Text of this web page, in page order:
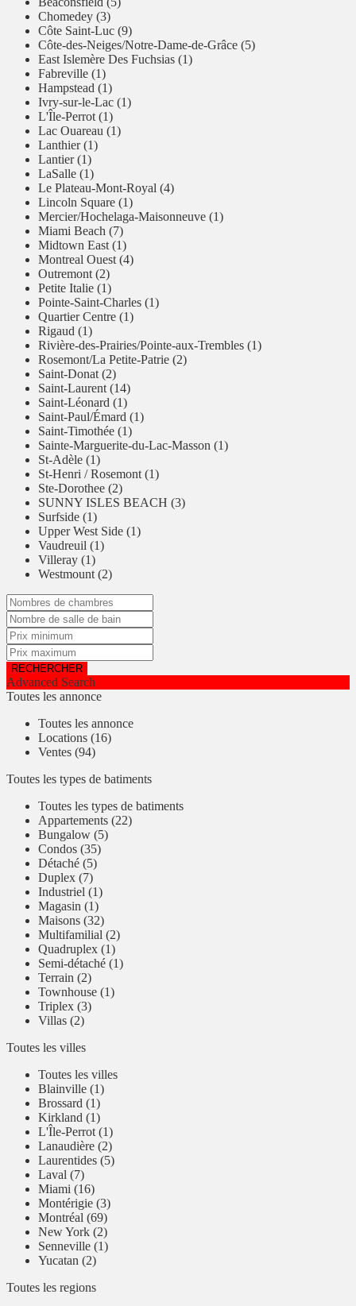
Chomedey (3)
Côte Saint-Luc (9)
Côte-des-Neiges/Notre-Dame-de-Grâce (5)
East Islemère Des Fuchsias (1)
Fabreville (1)
Hampstead (1)
Ivry-sur-le-Lac (1)
L'Île-Perrot (1)
Lac Ouareau (1)
Lanthier (1)
Lantier (1)
LaSalle (1)
Le Plateau-Mont-Royal (4)
Lincoln Square (1)
Mercier/Hochelaga-Maisonneuve (1)
Miami Beach (7)
Midtown East (1)
Montreal Ouest (4)
Outremont (2)
Petite Italie (1)
Pointe-Saint-Charles (1)
Quartier Centre (1)
Rigaud (1)
Rivière-des-Prairies/Pointe-aux-Trembles (1)
Rosemont/La Petite-Patrie (2)
Saint-Donat (2)
Saint-Laurent (14)
Saint-Léonard (1)
Saint-Paul/Émard (1)
Saint-Timothée (1)
Sainte-Marguerite-du-Lac-Masson (1)
St-Adèle (1)
St-Henri / Rosemont (1)
Ste-Dorothee (2)
SUNNY ISLES BEACH (3)
Surfside (1)
Upper West Side (1)
Vaudreuil (1)
Villeray (1)
Westmount (2)
Advanced Search
Toutes les annonce
Toutes les annonce
Locations (16)
Ventes (94)
Toutes les types de batiments
Toutes les types de batiments
Appartements (22)
Bungalow (5)
Condos (35)
Détaché (5)
Duplex (7)
Industriel (1)
Magasin (1)
Maisons (32)
Multifamilial (2)
Quadruplex (1)
Semi-détaché (1)
Terrain (2)
Townhouse (1)
Triplex (3)
Villas (2)
Toutes les villes
Toutes les villes
Blainville (1)
Brossard (1)
Kirkland (1)
L'Île-Perrot (1)
Lanaudière (2)
Laurentides (5)
Laval (7)
Miami (16)
Montérigie (3)
Montréal (69)
New York (2)
Senneville (1)
Yucatan (2)
Toutes les regions